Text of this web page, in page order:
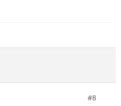
#8